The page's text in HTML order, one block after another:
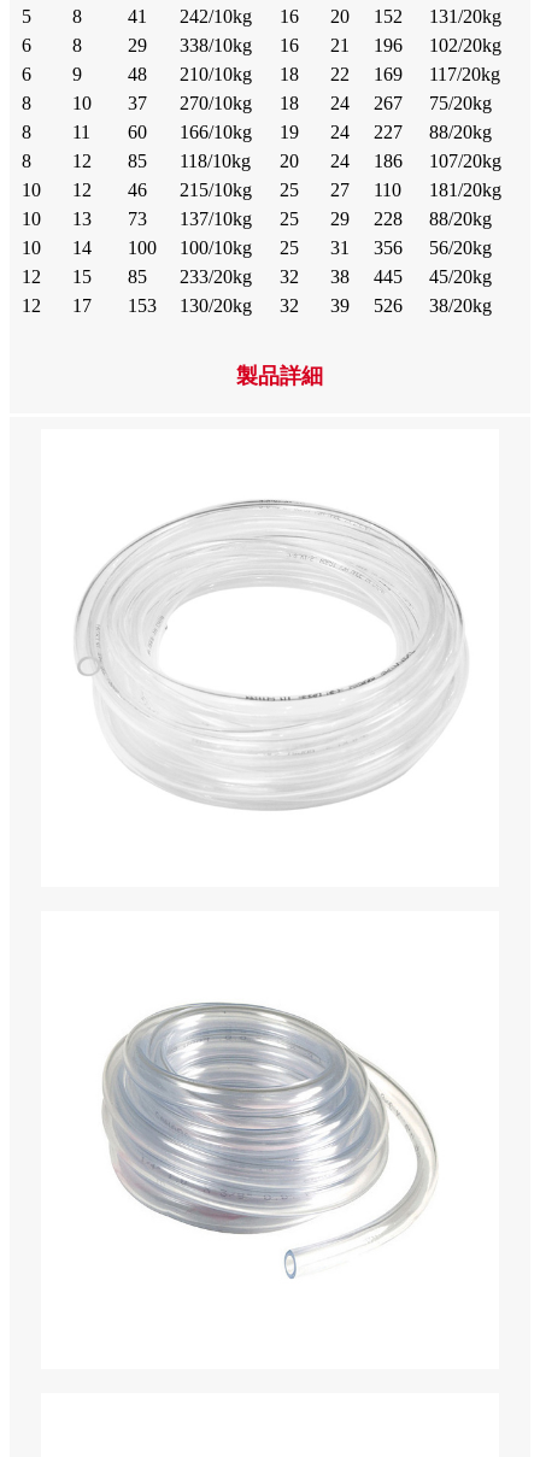
5
8 41 242/10kg 16 20 152
131/20kg
6
8 29 338/10kg 16 21 196
102/20kg
6
9 48 210/10kg 18 22 169
117/20kg
8
10 37 270/10kg 18 24 267
75/20kg
8
11 60 166/10kg 19 24 227
88/20kg
8
12 85 118/10kg 20 24 186
107/20kg
10
12 46 215/10kg 25 27 110
181/20kg
10
13 73 137/10kg 25 29 228
88/20kg
10
14 100 100/10kg 25 31 356
56/20kg
12
15 85 233/20kg 32 38 445
45/20kg
12
17 153 130/20kg 32 39 526 38/20kg
製品詳細